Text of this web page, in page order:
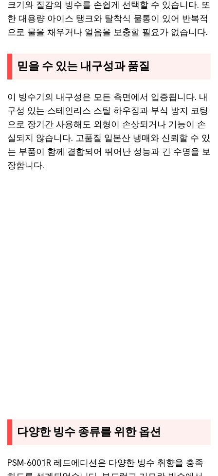
크기와 질감의 빙수를 손쉽게 선택할 수 있습니다. 또
한 대용량 아이스 탱크와 탈착식 물통이 있어 반복적
으로 물을 채우거나 얼음을 보충할 필요가 없습니다.
믿을 수 있는 내구성과 품질
이 빙수기의 내구성은 모든 측면에서 입증됩니다. 내
구성 있는 스테인리스 스틸 하우징과 부식 방지 코팅
으로 장기간 사용해도 외형이 손상되거나 기능이 손
실되지 않습니다. 고품질 일본산 냉매와 신뢰할 수 있
는 부품이 함께 결합되어 뛰어난 성능과 긴 수명을 보
장합니다.
다양한 빙수 종류를 위한 옵션
PSM-6001R 레드에디션은 다양한 빙수 취향을 충족